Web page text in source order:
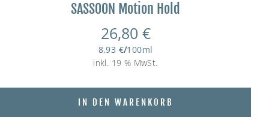
SASSOON Motion Hold
26,80 €
8,93 €/100ml
inkl. 19 % MwSt.
IN DEN WARENKORB